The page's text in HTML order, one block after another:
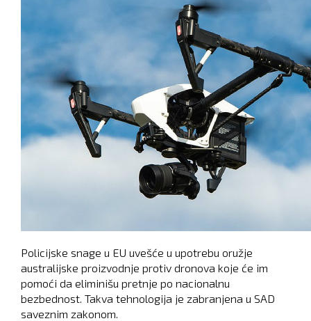
Policijske snage u EU uvešće u upotrebu oružje
australijske proizvodnje protiv dronova koje će im
pomoći da eliminišu pretnje po nacionalnu
bezbednost. Takva tehnologija je zabranjena u SAD
saveznim zakonom.